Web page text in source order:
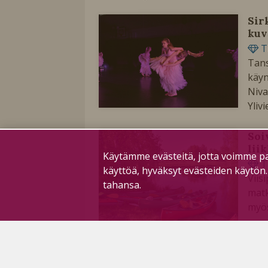
Käytämme evästeitä, jotta voimme
käyttöä, hyväksyt evästeiden
tahansa.